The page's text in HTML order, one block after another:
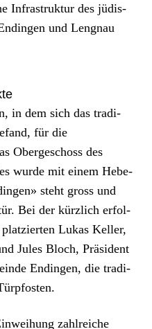
Infra­struk­tur des jüdis­
und Leng­nau
in dem sich das tra­di­
für die
Obergeschoss des
wurde mit einem Hebe­
ste­ht gross und
Bei der kür­zlich erfol­
Lukas Keller,
Jules Bloch, Präsi­dent
Endin­gen, die tra­di­
zahlre­iche